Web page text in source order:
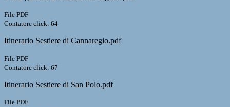
File PDF
Contatore click: 64
Itinerario Sestiere di Cannaregio.pdf
File PDF
Contatore click: 67
Itinerario Sestiere di San Polo.pdf
File PDF